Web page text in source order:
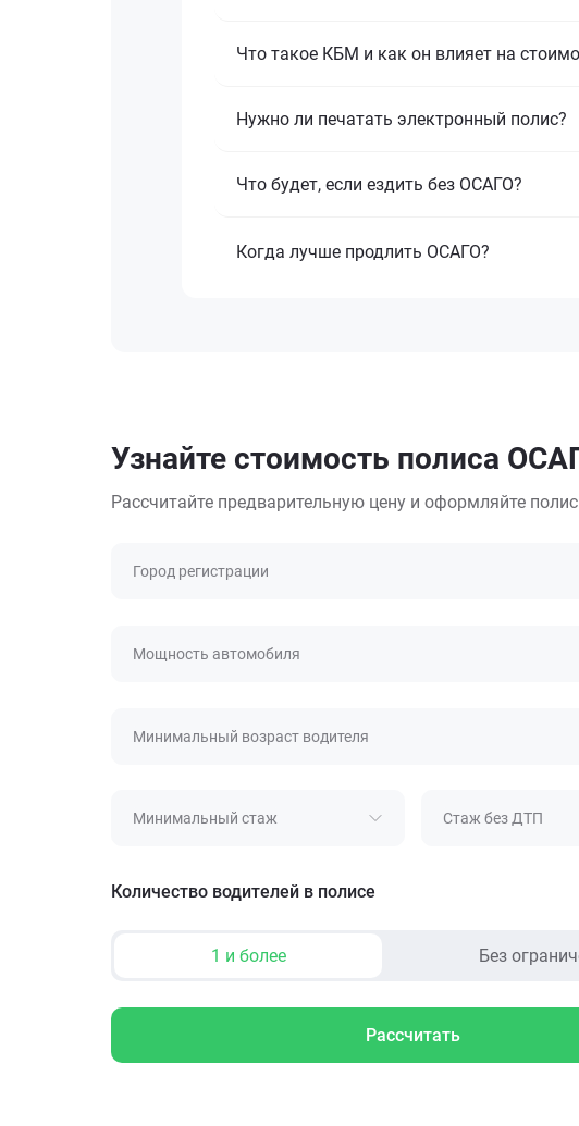
Что такое КБМ и как он влияет на
Нужно ли печатать электронный полис?
Что будет, если ездить без ОСАГО?
Когда лучше продлить ОСАГО?
Узнайте стоимость полиса
Рассчитайте предварительную цену и оформляйте
Город регистрации
Мощность автомобиля
Минимальный возраст водителя
Минимальный стаж Стаж без ДТП
Количество водителей в полисе
1 и более Без
Рассчитать